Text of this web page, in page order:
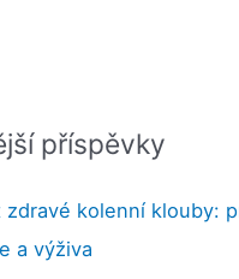
příspěvky
zdravé kolenní klouby:
a výživa